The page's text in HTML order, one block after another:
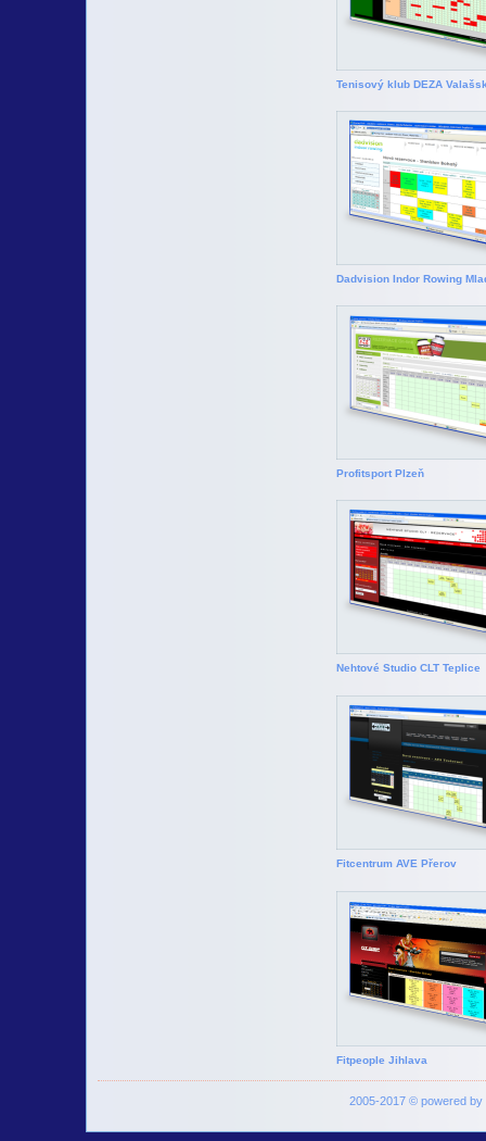
Tenisový klub DEZA
Dadvision Indor Rowing
Profitsport Plzeň
Nehtové Studio CLT Teplice
Fitcentrum AVE Přerov
Fitpeople Jihlava
2005-2017 © powered by